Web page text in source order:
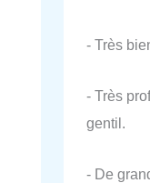
- Très
- Très
gentil.
- De